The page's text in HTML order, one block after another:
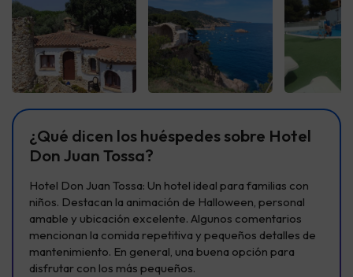
¿Qué dicen los huéspedes sobre Hotel
Don Juan Tossa?
Hotel Don Juan Tossa: Un hotel ideal para familias con
niños. Destacan la animación de Halloween, personal
amable y ubicación excelente. Algunos comentarios
mencionan la comida repetitiva y pequeños detalles de
mantenimiento. En general, una buena opción para
disfrutar con los más pequeños.